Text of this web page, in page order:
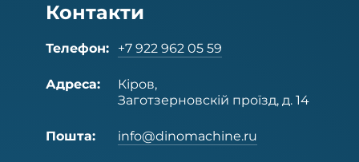
Контакти
Телефон: +7 922 962 05 59
Адреса:
Кіров,
Заготзерновскій проїзд, д. 14
Пошта: info@dinomachine.ru